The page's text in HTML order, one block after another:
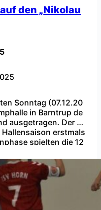
den „Nikolau
Sonntag (07.12.20
in Barntrup de
ausgetragen. Der Ni
erstmals
spielten die 12
aus Niedersachsen,
den Einzug in die E
in zwei Halbfinal-